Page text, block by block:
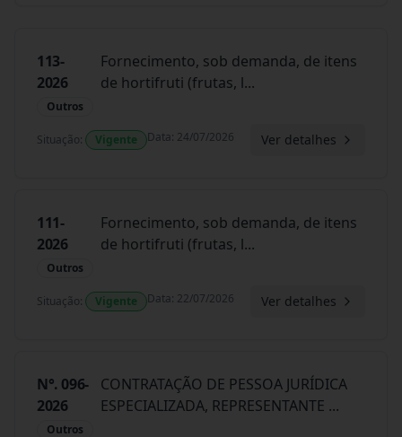
113-
2026
Outros
Fornecimento, sob demanda, de itens
de hortifruti (frutas, l...
Situação: Vigente Data: 24/07/2026 Ver detalhes
111-
2026
Outros
Fornecimento, sob demanda, de itens
de hortifruti (frutas, l...
Situação: Vigente Data: 22/07/2026 Ver detalhes
N°. 096-
2026
Outros
CONTRATAÇÃO DE PESSOA JURÍDICA
ESPECIALIZADA, REPRESENTANTE ...